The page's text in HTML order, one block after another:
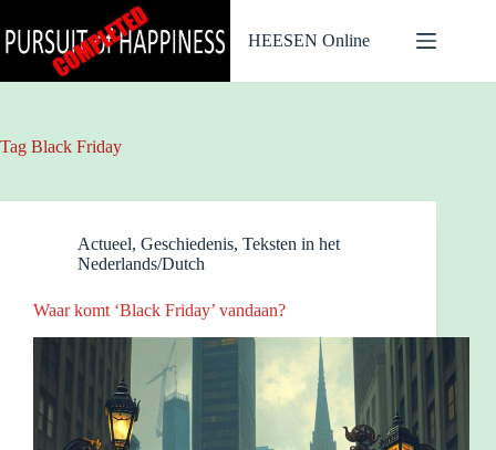
naar
de
HEESEN Online
Tag Black Friday
Actueel, Geschiedenis, Teksten in het
Nederlands/Dutch
Waar komt ‘Black Friday’ vandaan?